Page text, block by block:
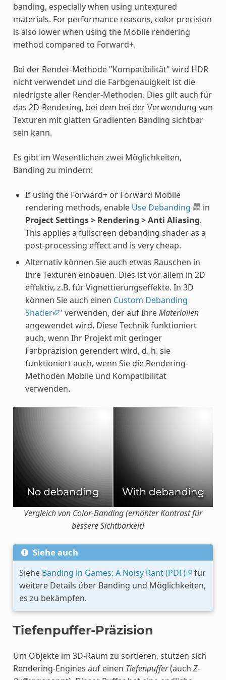
banding, especially when using untextured
materials. For performance reasons, color precision
is also lower when using the Mobile rendering
method compared to Forward+.
Bei der Render-Methode "Kompatibilität" wird HDR
nicht verwendet und die Farbgenauigkeit ist die
niedrigste aller Render-Methoden. Dies gilt auch für
das 2D-Rendering, bei dem bei der Verwendung von
Texturen mit glatten Gradienten Banding sichtbar
sein kann.
Es gibt im Wesentlichen zwei Möglichkeiten,
Banding zu mindern:
If using the Forward+ or Forward Mobile
rendering methods, enable Use Debanding
in
Project Settings > Rendering > Anti Aliasing.
This applies a fullscreen debanding shader as a
post-processing effect and is very cheap.
Alternativ können Sie auch etwas Rauschen in
Ihre Texturen einbauen. Dies ist vor allem in 2D
effektiv, z.B. für Vignettierungseffekte. In 3D
können Sie auch einen Custom Debanding
Shader " verwenden, der auf IhreMaterialien
angewendet wird. Diese Technik funktioniert
auch, wenn Ihr Projekt mit geringer
Farbpräzision gerendert wird, d. h. sie
funktioniert auch, wenn Sie die Rendering-
Methoden Mobile und Kompatibilität
verwenden.
Vergleich von Color-Banding (erhöhter Kontrast für
bessere Sichtbarkeit)
Siehe auch
Siehe Banding in Games: A Noisy Rant (PDF) für
weitere Details über Banding und Möglichkeiten,
es zu bekämpfen.
Tiefenpuffer-Präzision
Um Objekte im 3D-Raum zu sortieren, stützen sich
Rendering-Engines auf einen Tiefenpuffer(auch Z-